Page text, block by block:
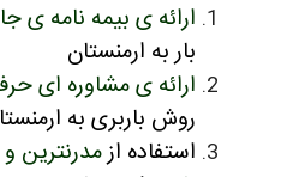
ارائه ی بیمه نامه ی
بار به ارمنستان
ارائه ی مشاوره ای
روش باربری به
استفاده ازمدرنترین